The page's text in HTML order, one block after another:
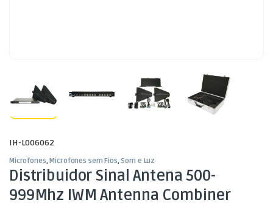
IH-L006062
Microfones,Microfones sem Fios,Som e Luz
Distribuidor Sinal Antena 500-
999Mhz IWM Antenna Combiner